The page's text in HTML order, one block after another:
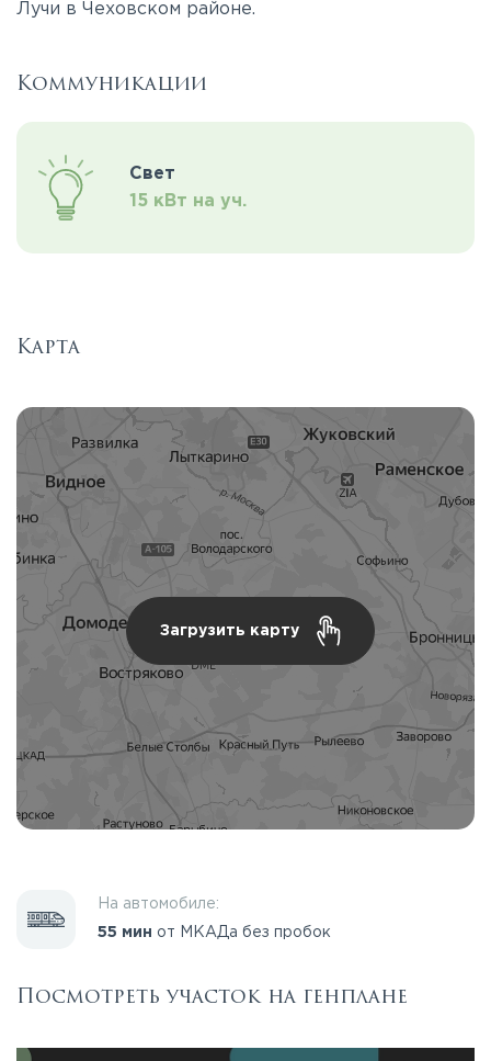
Лучи в Чеховском районе.
Коммуникации
Свет
15 кВт на уч.
Карта
Загрузить карту
На автомобиле:
55 мин от МКАДа без пробок
Посмотреть участок на генплане